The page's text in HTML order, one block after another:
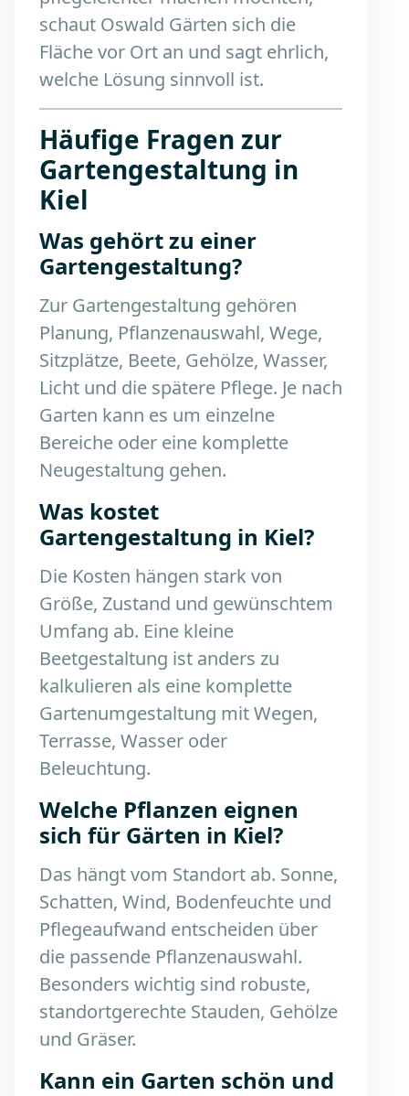
schaut Oswald Gärten sich die
Fläche vor Ort an und sagt ehrlich,
welche Lösung sinnvoll ist.
Häufige Fragen zur
Gartengestaltung in
Kiel
Was gehört zu einer
Gartengestaltung?
Zur Gartengestaltung gehören
Planung, Pflanzenauswahl, Wege,
Sitzplätze, Beete, Gehölze, Wasser,
Licht und die spätere Pflege. Je nach
Garten kann es um einzelne
Bereiche oder eine komplette
Neugestaltung gehen.
Was kostet
Gartengestaltung in Kiel?
Die Kosten hängen stark von
Größe, Zustand und gewünschtem
Umfang ab. Eine kleine
Beetgestaltung ist anders zu
kalkulieren als eine komplette
Gartenumgestaltung mit Wegen,
Terrasse, Wasser oder
Beleuchtung.
Welche Pflanzen eignen
sich für Gärten in Kiel?
Das hängt vom Standort ab. Sonne,
Schatten, Wind, Bodenfeuchte und
Pflegeaufwand entscheiden über
die passende Pflanzenauswahl.
Besonders wichtig sind robuste,
standortgerechte Stauden, Gehölze
und Gräser.
Kann ein Garten schön und